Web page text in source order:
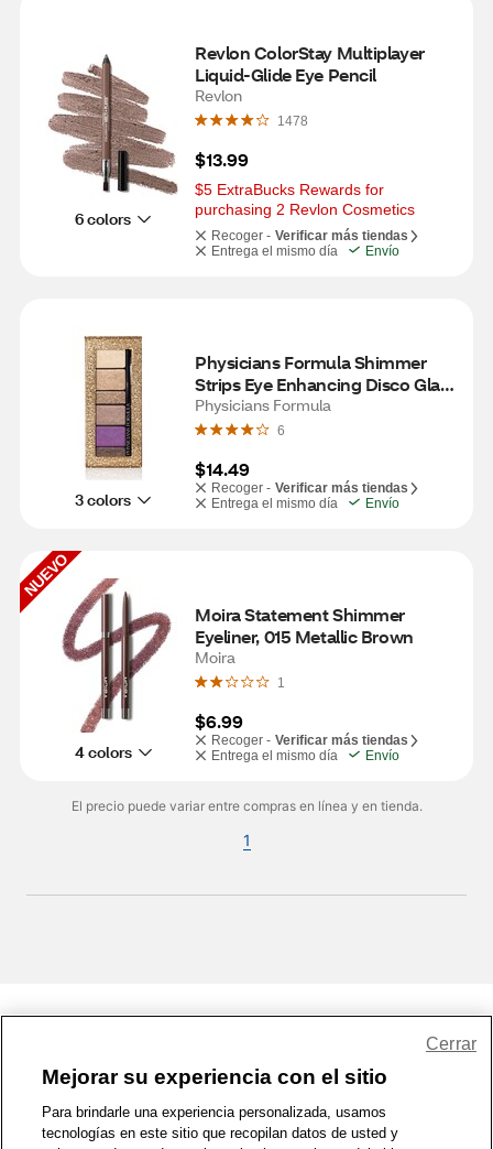
6 colors
Revlon ColorStay Multiplayer
Liquid-Glide Eye Pencil
Revlon
1478
$13.99
$5 ExtraBucks Rewards for
purchasing 2 Revlon Cosmetics
Recoger - Verificar más tiendas
Entrega el mismo día
Envío
3 colors
Physicians Formula Shimmer
Strips Eye Enhancing Disco Glam
Shadow & Liner, Glam Nude
Physicians Formula
6
$14.49
Recoger - Verificar más tiendas
Entrega el mismo día
Envío
NUEVO
4 colors
Moira Statement Shimmer
Eyeliner, 015 Metallic Brown
Moira
1
$6.99
Recoger - Verificar más tiendas
Entrega el mismo día
Envío
El precio puede variar entre compras en línea y en tienda.
1
1-800-679-9691 | Contáctenos | Términos de Uso | Accesibilidad
Política de Privacidad | WA Privacy Policy | Mapa del sitio
Mejorar su experiencia con el sitio
Para brindarle una experiencia personalizada, usamos
tecnologías en este sitio que recopilan datos de usted y
Cerrar